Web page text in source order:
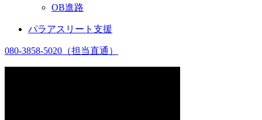
OB進路
パラアスリート支援
080-3858-5020 （担当直通）